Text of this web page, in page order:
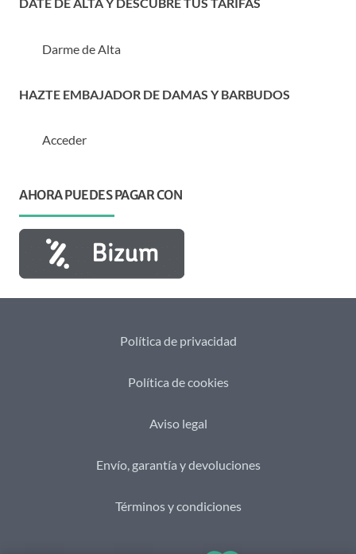
DATE DE ALTA Y DESCUBRE TUS TARIFAS
Darme de Alta
HAZTE EMBAJADOR DE DAMAS Y BARBUDOS
Acceder
AHORA PUEDES PAGAR CON
Política de privacidad
Política de cookies
Aviso legal
Envío, garantía y devoluciones
Términos y condiciones